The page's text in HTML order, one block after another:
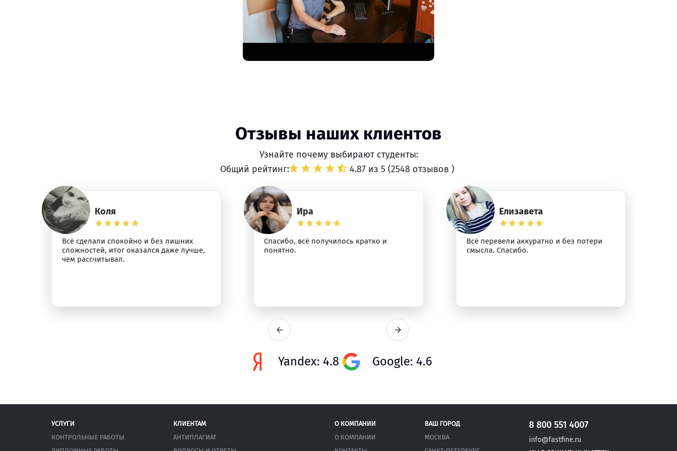
Отзывы наших клиентов
Узнайте почему выбирают студенты:
Общий рейтинг:
4.87 из 5 (2548 отзывов )
Коля
Всё сделали спокойно и без лишних
сложностей, итог оказался даже лучше,
чем рассчитывал.
Ира
Спасибо, всё получилось кратко и
понятно.
Елизавета
Всё перевели аккуратно и без потери
смысла. Спасибо.
Yandex: 4.8 Google: 4.6
УСЛУГИ
КОНТРОЛЬНЫЕ РАБОТЫ
КЛИЕНТАМ
АНТИПЛАГИАТ
О КОМПАНИИ
О КОМПАНИИ
ВАШ ГОРОД
МОСКВА
8 800 551 4007
info@fastfine.ru